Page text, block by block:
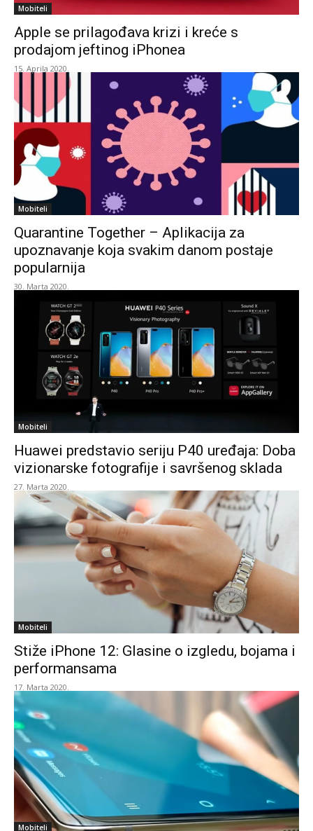
Mobiteli
Apple se prilagođava krizi i kreće s
prodajom jeftinog iPhonea
15. Aprila 2020.
Mobiteli
Quarantine Together – Aplikacija za
upoznavanje koja svakim danom postaje
popularnija
30. Marta 2020.
Mobiteli
Huawei predstavio seriju P40 uređaja: Doba
vizionarske fotografije i savršenog sklada
27. Marta 2020.
Mobiteli
Stiže iPhone 12: Glasine o izgledu, bojama i
performansama
17. Marta 2020.
Mobiteli